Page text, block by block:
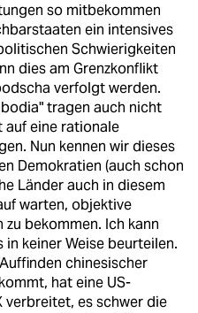
so mitbekommen
ein intensives
Schwierigkeiten
dies am Grenzkonflikt
verfolgt werden.
tragen auch nicht
auf eine rationale
Nun kennen wir dieses
Demokratien (auch schon
Länder auch in diesem
warten, objektive
bekommen. Ich kann
keiner Weise beurteilen.
chinesischer
hat eine US-
verbreitet, es schwer die